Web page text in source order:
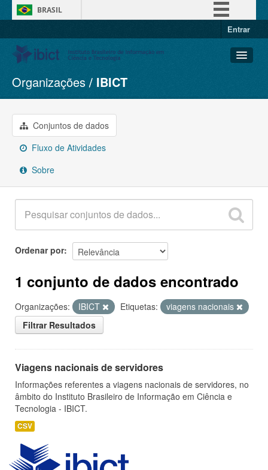
BRASIL
Entrar
Conjuntos de dados
Organizações
Grupos
Sobre
Organizações IBICT
Conjuntos de dados
Fluxo de Atividades
Sobre
Ordenar por
1 conjunto de dados encontrado
Organizações: IBICT Etiquetas:
viagens nacionais
Filtrar Resultados
Viagens nacionais de servidores
Informações referentes a viagens nacionais de servidores, no
âmbito do Instituto Brasileiro de Informação em Ciência e
Tecnologia - IBICT.
CSV